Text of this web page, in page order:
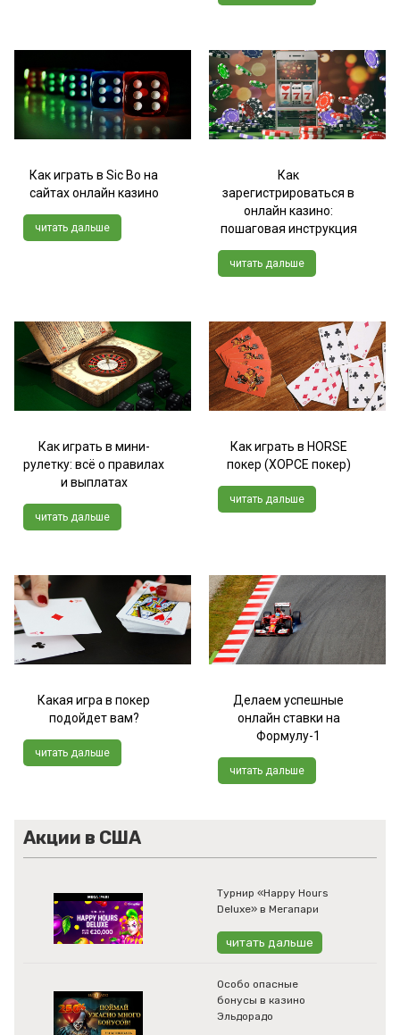
Как играть в Sic Bo на
сайтах онлайн казино
читать дальше
Как
зарегистрироваться в
онлайн казино:
пошаговая инструкция
читать дальше
Как играть в мини-
рулетку: всё о правилах
и выплатах
читать дальше
Как играть в HORSE
покер (ХОРСЕ покер)
читать дальше
Какая игра в покер
подойдет вам?
читать дальше
Делаем успешные
онлайн ставки на
Формулу-1
читать дальше
Акции в США
Турнир «Happy Hours
Deluxe» в Мегапари
читать дальше
Особо опасные
бонусы в казино
Эльдорадо